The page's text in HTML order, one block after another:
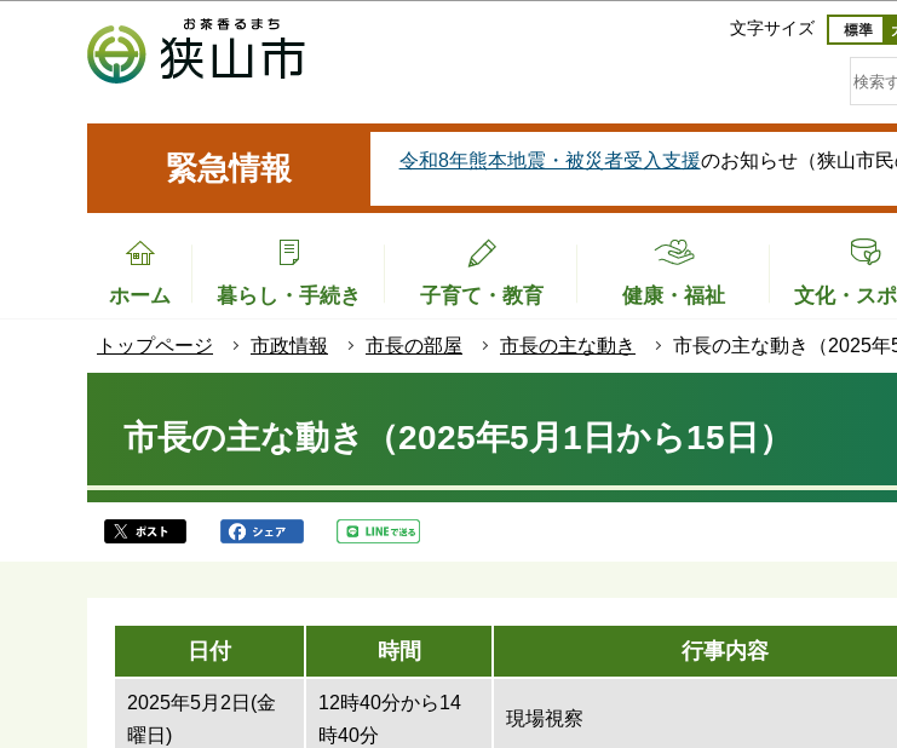
このページの本文へ
文字サイズ
緊急情報 令和8年熊本地震・被災者受入支援のお知らせ（狭山市
ホーム 暮らし・手続き 子育て・教育 健康・福祉 文化・ス
トップページ 市政情報 市長の部屋 市長の主な動き 市長の主な動き（2025年
市長の主な動き（2025年5月1日から15日）
日付 時間 行事内容
2025年5月2日(金
曜日)
12時40分から14
時40分
現場視察